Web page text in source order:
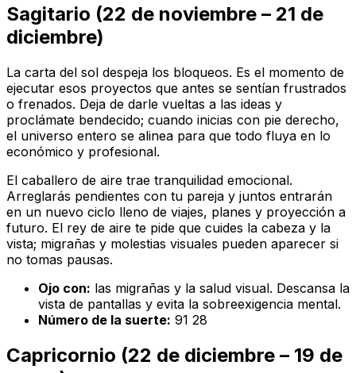
Sagitario (22 de noviembre – 21 de
diciembre)
La carta del sol despeja los bloqueos. Es el momento de
ejecutar esos proyectos que antes se sentían frustrados
o frenados. Deja de darle vueltas a las ideas y
proclámate bendecido; cuando inicias con pie derecho,
el universo entero se alinea para que todo fluya en lo
económico y profesional.
El caballero de aire trae tranquilidad emocional.
Arreglarás pendientes con tu pareja y juntos entrarán
en un nuevo ciclo lleno de viajes, planes y proyección a
futuro. El rey de aire te pide que cuides la cabeza y la
vista; migrañas y molestias visuales pueden aparecer si
no tomas pausas.
Ojo con: las migrañas y la salud visual. Descansa la
vista de pantallas y evita la sobreexigencia mental.
Número de la suerte: 91 28
Capricornio (22 de diciembre – 19 de